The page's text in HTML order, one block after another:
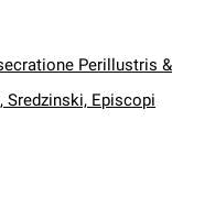
Perillustris &
Sredzinski, Episcopi